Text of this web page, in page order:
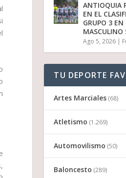
ANTIOQUIA
EN EL
GRUPO 3
Ago 5, 2026 |
TU DEPORTE
Artes Marciales (68)
Atletismo (1.269)
Automovilismo (50)
Baloncesto (289)